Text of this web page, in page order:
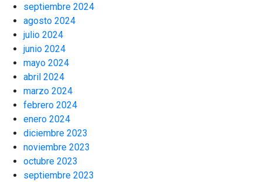
septiembre 2024
agosto 2024
julio 2024
junio 2024
mayo 2024
abril 2024
marzo 2024
febrero 2024
enero 2024
diciembre 2023
noviembre 2023
octubre 2023
septiembre 2023